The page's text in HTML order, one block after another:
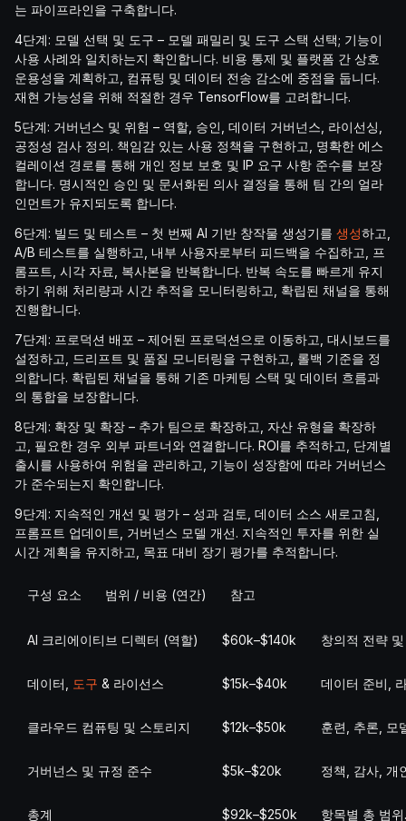
는 파이프라인을 구축합니다.
4단계: 모델 선택 및 도구 – 모델 패밀리 및 도구 스택 선택; 기능이
사용 사례와 일치하는지 확인합니다. 비용 통제 및 플랫폼 간 상호
운용성을 계획하고, 컴퓨팅 및 데이터 전송 감소에 중점을 둡니다.
재현 가능성을 위해 적절한 경우 TensorFlow를 고려합니다.
5단계: 거버넌스 및 위험 – 역할, 승인, 데이터 거버넌스, 라이선싱,
공정성 검사 정의. 책임감 있는 사용 정책을 구현하고, 명확한 에스
컬레이션 경로를 통해 개인 정보 보호 및 IP 요구 사항 준수를 보장
합니다. 명시적인 승인 및 문서화된 의사 결정을 통해 팀 간의 얼라
인먼트가 유지되도록 합니다.
6단계: 빌드 및 테스트 – 첫 번째 AI 기반 창작물 생성기를 생성하고,
A/B 테스트를 실행하고, 내부 사용자로부터 피드백을 수집하고, 프
롬프트, 시각 자료, 복사본을 반복합니다. 반복 속도를 빠르게 유지
하기 위해 처리량과 시간 추적을 모니터링하고, 확립된 채널을 통해
진행합니다.
7단계: 프로덕션 배포 – 제어된 프로덕션으로 이동하고, 대시보드를
설정하고, 드리프트 및 품질 모니터링을 구현하고, 롤백 기준을 정
의합니다. 확립된 채널을 통해 기존 마케팅 스택 및 데이터 흐름과
의 통합을 보장합니다.
8단계: 확장 및 확장 – 추가 팀으로 확장하고, 자산 유형을 확장하
고, 필요한 경우 외부 파트너와 연결합니다. ROI를 추적하고, 단계별
출시를 사용하여 위험을 관리하고, 기능이 성장함에 따라 거버넌스
가 준수되는지 확인합니다.
9단계: 지속적인 개선 및 평가 – 성과 검토, 데이터 소스 새로고침,
프롬프트 업데이트, 거버넌스 모델 개선. 지속적인 투자를 위한 실
시간 계획을 유지하고, 목표 대비 장기 평가를 추적합니다.
구성 요소 범위 / 비용 (연간) 참고
AI 크리에이티브 디렉터 (역할) $60k–$140k 창의적 전략
데이터, 도구 & 라이선스 $15k–$40k 데이터 준비,
클라우드 컴퓨팅 및 스토리지 $12k–$50k 훈련, 추론, 모
거버넌스 및 규정 준수 $5k–$20k 정책, 감사, 개
총계 $92k–$250k 항목별 총 범위.